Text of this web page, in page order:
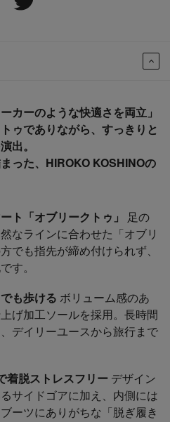
カーのような快適さを両立」
ゥでありながら、すっきりと
出。
った、HIROKO KOSHINOの
ト「オブリークトゥ」
足の
なラインに合わせた「オブリ
でも指先が締め付けられず、
す。
も歩ける ボリューム感のあ
げ加工ソールを採用。長時間
デイリーユースから旅行まで
着脱ストレスフリー デザイン
サイドゴアに加え、内側には
ーツにありがちな「脱ぎ履き